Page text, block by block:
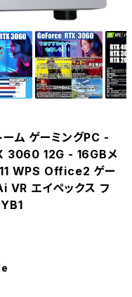
ム ゲーミングPC -
3060 12G - 16GBメ
WPS Office2 ゲー
VR エイペックス フ